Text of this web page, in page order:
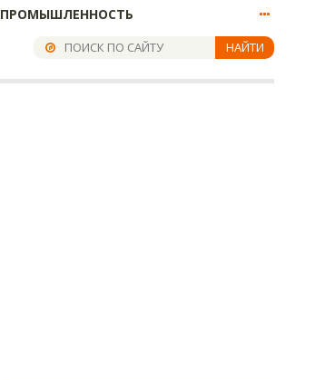
ПРОМЫШЛЕННОСТЬ
НАЙТИ